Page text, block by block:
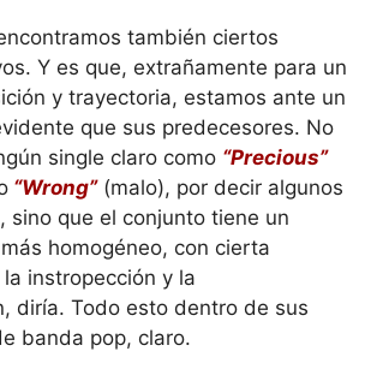
también ciertos
Y es que, extrañamente para un
y trayectoria, estamos ante un
que sus predecesores. No
single claro como “Precious”
“Wrong”(malo), por decir algunos
sino que el conjunto tiene un
homogéneo, con cierta
instropección y la
diría. Todo esto dentro de sus
banda pop, claro.